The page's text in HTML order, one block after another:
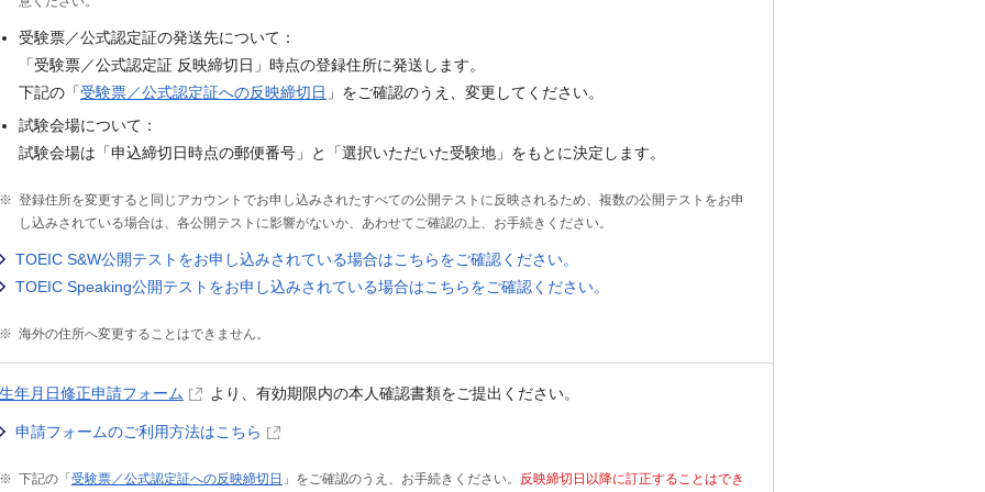
受験票／公式認定証の発送先について：
「受験票／公式認定証 反映締切日」時点の登録住所に発送します。
下記の「受験票／公式認定証への反映締切日 」をご確認のうえ、変更してください。
試験会場について：
試験会場は「申込締切日時点の郵便番号」と「選択いただいた受験地」をもとに決定します。
登録住所を変更すると同じアカウントでお申し込みされたすべての公開テストに反映されるため、複数の公開テストをお申
し込みされている場合は、各公開テストに影響がないか、あわせてご確認の上、お手続きください。
TOEIC S&W公開テストをお申し込みされている場合はこちらをご確認ください。
TOEIC Speaking公開テストをお申し込みされている場合はこちらをご確認ください。
海外の住所へ変更することはできません。
生年月日修正申請フォーム より、有効期限内の本人確認書類をご提出ください。
申請フォームのご利用方法はこちら
下記の「 受験票／公式認定証への反映締切日 」をご確認のうえ、お手続きください。 反映締切日以降に訂正することはでき